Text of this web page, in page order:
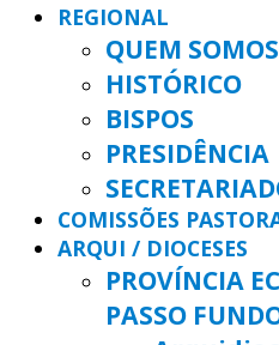
REGIONAL
QUEM SOMOS
HISTÓRICO
BISPOS
PRESIDÊNCIA
COMISSÕES
ARQUI / DIOCESES
PROVÍNCIA
PASSO